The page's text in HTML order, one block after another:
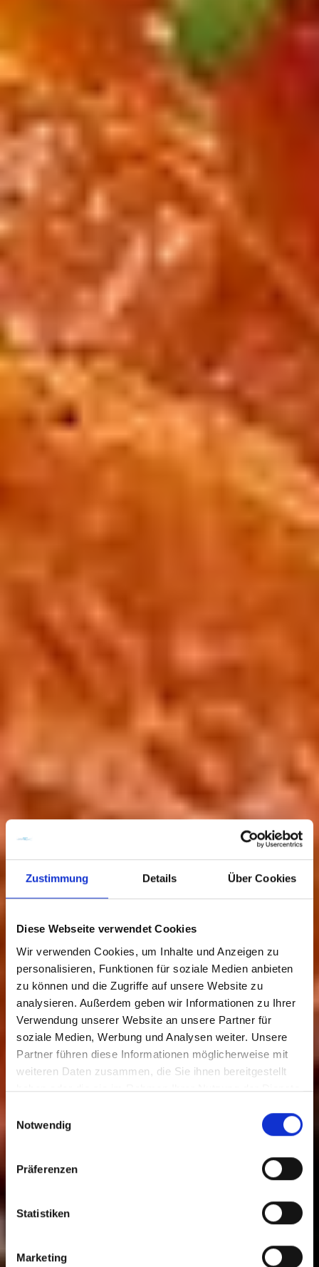
Zustimmung Details Über Cookies
Diese Webseite verwendet Cookies
Wir verwenden Cookies, um Inhalte und Anzeigen zu
personalisieren, Funktionen für soziale Medien anbieten
zu können und die Zugriffe auf unsere Website zu
analysieren. Außerdem geben wir Informationen zu Ihrer
Verwendung unserer Website an unsere Partner für
soziale Medien, Werbung und Analysen weiter. Unsere
Partner führen diese Informationen möglicherweise mit
weiteren Daten zusammen, die Sie ihnen bereitgestellt
haben oder die sie im Rahmen Ihrer Nutzung der Dienste
Notwendig
Präferenzen
Statistiken
Marketing
Abendessen